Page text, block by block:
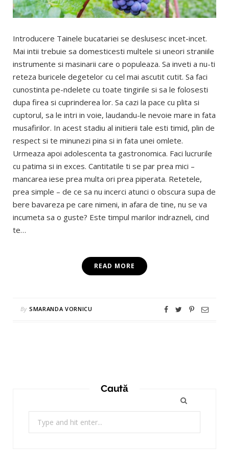
Introducere Tainele bucatariei se deslusesc incet-incet.
Mai intii trebuie sa domesticesti multele si uneori straniile
instrumente si masinarii care o populeaza. Sa inveti a nu-ti
reteza buricele degetelor cu cel mai ascutit cutit. Sa faci
cunostinta pe-ndelete cu toate tingirile si sa le folosesti
dupa firea si cuprinderea lor. Sa cazi la pace cu plita si
cuptorul, sa le intri in voie, laudandu-le nevoie mare in fata
musafirilor. In acest stadiu al initierii tale esti timid, plin de
respect si te minunezi pina si in fata unei omlete.
Urmeaza apoi adolescenta ta gastronomica. Faci lucrurile
cu patima si in exces. Cantitatile ti se par prea mici –
mancarea iese prea multa ori prea piperata. Retetele,
prea simple – de ce sa nu incerci atunci o obscura supa de
bere bavareza pe care nimeni, in afara de tine, nu se va
incumeta sa o guste? Este timpul marilor indrazneli, cind
te…
READ MORE
By SMARANDA VORNICU
Caută
for: